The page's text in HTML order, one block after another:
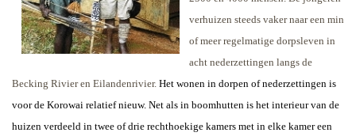
verhuizen steeds vaker naar een min
of meer regelmatige dorpsleven in
acht nederzettingen langs de
Becking Rivier en Eilandenrivier. Het wonen in dorpen of nederzettingen is
voor de Korowai relatief nieuw. Net als in boomhutten is het interieur van de
huizen verdeeld in twee of drie rechthoekige kamers met in elke kamer een